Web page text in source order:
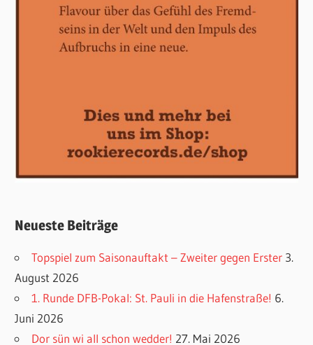
Neueste Beiträge
Topspiel zum Saisonauftakt – Zweiter gegen Erster 3.
August 2026
1. Runde DFB-Pokal: St. Pauli in die Hafenstraße! 6.
Juni 2026
Dor sün wi all schon wedder! 27. Mai 2026